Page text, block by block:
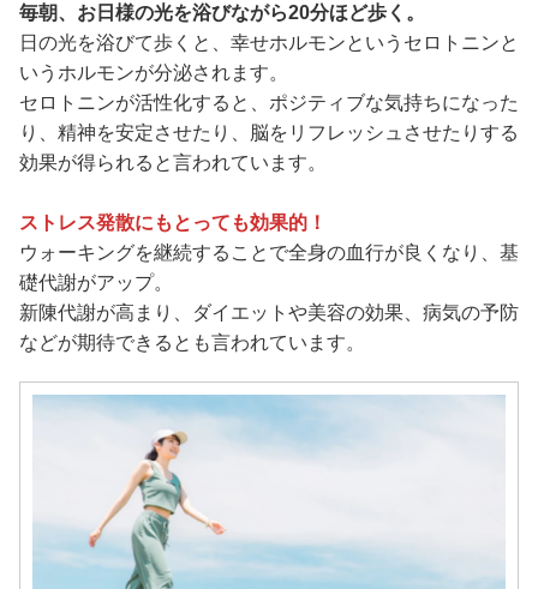
毎朝、お日様の光を浴びながら20分ほど歩く。
日の光を浴びて歩くと、幸せホルモンというセロトニンと
いうホルモンが分泌されます。
セロトニンが活性化すると、ポジティブな気持ちになった
り、精神を安定させたり、脳をリフレッシュさせたりする
効果が得られると言われています。
ストレス発散にもとっても効果的！
ウォーキングを継続することで全身の血行が良くなり、基
礎代謝がアップ。
新陳代謝が高まり、ダイエットや美容の効果、病気の予防
などが期待できるとも言われています。